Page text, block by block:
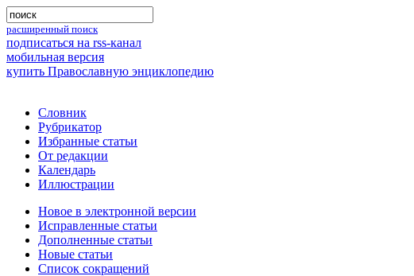
расширенный поиск
подписаться на rss-канал
мобильная версия
купить Православную энциклопедию
Словник
Рубрикатор
Избранные статьи
От редакции
Календарь
Иллюстрации
Новое в электронной версии
Исправленные статьи
Дополненные статьи
Новые статьи
Список сокращений